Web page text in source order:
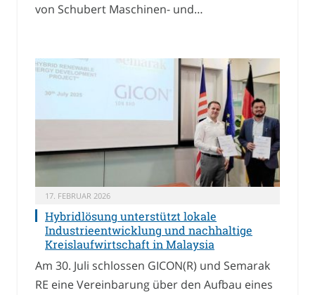
von Schubert Maschinen- und…
17. FEBRUAR 2026
Hybridlösung unterstützt lokale
Industrieentwicklung und nachhaltige
Kreislaufwirtschaft in Malaysia
Am 30. Juli schlossen GICON(R) und Semarak
RE eine Vereinbarung über den Aufbau eines